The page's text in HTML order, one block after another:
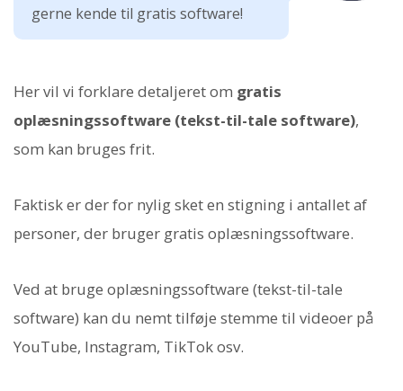
gerne kende til gratis software!
Her vil vi forklare detaljeret om gratis
oplæsningssoftware (tekst-til-tale software),
som kan bruges frit.
Faktisk er der for nylig sket en stigning i antallet af
personer, der bruger gratis oplæsningssoftware.
Ved at bruge oplæsningssoftware (tekst-til-tale
software) kan du nemt tilføje stemme til videoer på
YouTube, Instagram, TikTok osv.